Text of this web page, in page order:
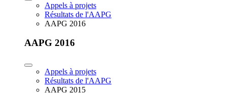
Appels à projets
Résultats de l'AAPG
AAPG 2016
AAPG 2016
Appels à projets
Résultats de l'AAPG
AAPG 2015